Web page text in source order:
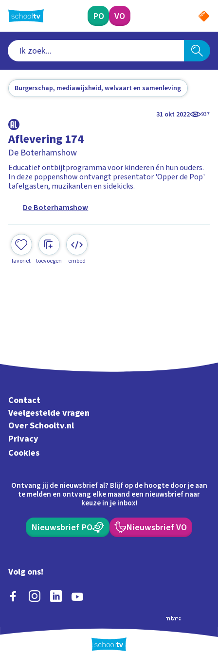
naar
hoofdinhoud
PO VO
Burgerschap, mediawijsheid, welvaart en samenleving
31 okt 2022 937
Aflevering 174
De Boterhamshow
Educatief ontbijtprogramma voor kinderen én hun ouders.
In deze poppenshow ontvangt presentator 'Opper de Pop'
tafelgasten, muzikanten en sidekicks.
De Boterhamshow
favoriet toevoegen embed
Contact
Veelgestelde vragen
Over Schooltv.nl
Privacy
Cookies
Ontvang jij de nieuwsbrief al? Blijf op de hoogte door je aan
te melden en ontvang elke maand een nieuwsbrief naar
keuze in je inbox!
Nieuwsbrief PO Nieuwsbrief VO
Volg ons!